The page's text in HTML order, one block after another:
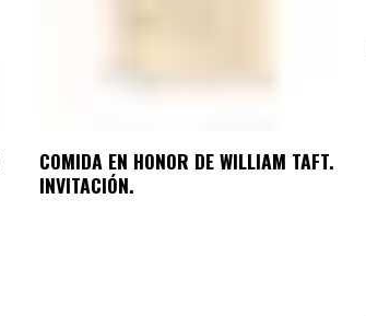
COMIDA EN HONOR DE WILLIAM TAFT.
INVITACIÓN.